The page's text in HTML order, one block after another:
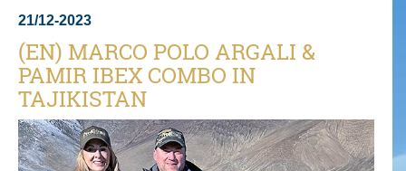
21/12-2023
(EN) MARCO POLO ARGALI &
PAMIR IBEX COMBO IN
TAJIKISTAN